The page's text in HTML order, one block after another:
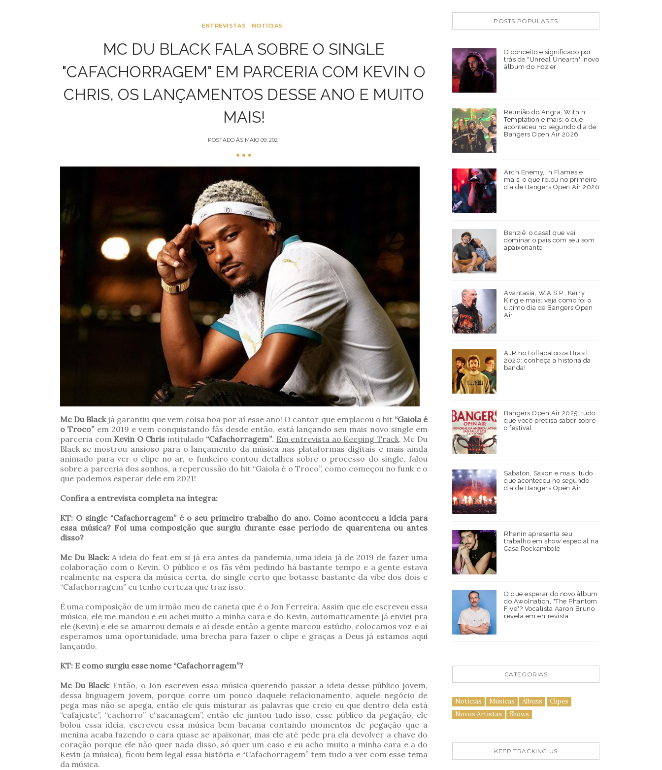
ENTREVISTAS NOTÍCIAS
MC DU BLACK FALA SOBRE O SINGLE
"CAFACHORRAGEM" EM PARCERIA COM KEVIN O
CHRIS, OS LANÇAMENTOS DESSE ANO E MUITO
MAIS!
POSTADO ÀS MAIO 09, 2021
Mc Du Blackjá garantiu que vem coisa boa por aí esse ano! O cantor que emplacou o hit “Gaiola é
o Troco”em 2019 e vem conquistando fãs desde então, está lançando seu mais novo single em
parceria com Kevin O Chris intitulado “Cafachorragem”. Em entrevista ao Keeping Track, Mc Du
Black se mostrou ansioso para o lançamento da música nas plataformas digitais e mais ainda
animado para ver o clipe no ar, o funkeiro contou detalhes sobre o processo do single, falou
sobre a parceria dos sonhos, a repercussão do hit “Gaiola é o Troco”, como começou no funk e o
que podemos esperar dele em 2021!
Confira a entrevista completa na íntegra:
KT: O single “Cafachorragem” é o seu primeiro trabalho do ano. Como aconteceu a ideia para
essa música? Foi uma composição que surgiu durante esse período de quarentena ou antes
disso?
Mc Du Black:A ideia do feat em si já era antes da pandemia, uma ideia já de 2019 de fazer uma
colaboração com o Kevin. O público e os fãs vêm pedindo há bastante tempo e a gente estava
realmente na espera da música certa, do single certo que botasse bastante da vibe dos dois e
“Cafachorragem” eu tenho certeza que traz isso.
É uma composição de um irmão meu de caneta que é o Jon Ferreira. Assim que ele escreveu essa
música, ele me mandou e eu achei muito a minha cara e do Kevin, automaticamente já enviei pra
ele (Kevin) e ele se amarrou demais e aí desde então a gente marcou estúdio, colocamos voz e aí
esperamos uma oportunidade, uma brecha para fazer o clipe e graças a Deus já estamos aqui
lançando.
KT: E como surgiu esse nome “Cafachorragem”?
Mc Du Black: Então, o Jon escreveu essa música querendo passar a ideia desse público jovem,
dessa linguagem jovem, porque corre um pouco daquele relacionamento, aquele negócio de
pega mas não se apega, então ele quis misturar as palavras que creio eu que dentro dela está
“cafajeste”, “cachorro” e“sacanagem”, então ele juntou tudo isso, esse público da pegação, ele
bolou essa ideia, escreveu essa música bem bacana contando momentos de pegação que a
menina acaba fazendo o cara quase se apaixonar, mas ele até pede pra ela devolver a chave do
coração porque ele não quer nada disso, só quer um caso e eu acho muito a minha cara e a do
Kevin (a música), ficou bem legal essa história e “Cafachorragem” tem tudo a ver com esse tema
da música.
POSTS POPULARES
O conceito e significado por
trás de "Unreal Unearth", novo
álbum do Hozier
Reunião do Angra, Within
Temptation e mais: o que
aconteceu no segundo dia de
Bangers Open Air 2026
Arch Enemy, In Flames e
mais: o que rolou no primeiro
dia de Bangers Open Air 2026
Benziê: o casal que vai
dominar o país com seu som
apaixonante
Avantasia, W.A.S.P., Kerry
King e mais: veja como foi o
último dia de Bangers Open
Air
AJR no Lollapalooza Brasil
2020: conheça a história da
banda!
Bangers Open Air 2025: tudo
que você precisa saber sobre
o festival
Sabaton, Saxon e mais: tudo
que aconteceu no segundo
dia de Bangers Open Air
Rhenin apresenta seu
trabalho em show especial na
Casa Rockambole
O que esperar do novo álbum
do Awolnation, "The Phantom
Five"? Vocalista Aaron Bruno
revela em entrevista
CATEGORIAS
Notícias Músicas Álbuns
Clipes
Novos Artistas
Shows
KEEP TRACKING US